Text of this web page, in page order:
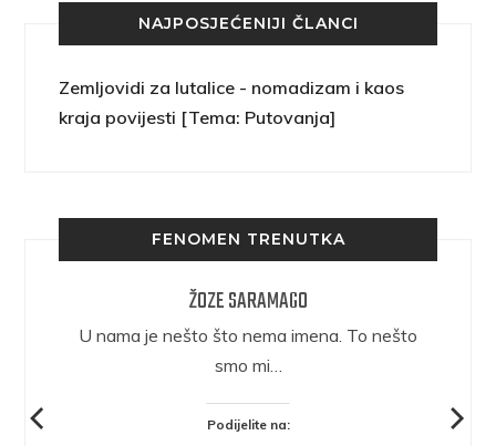
NAJPOSJEĆENIJI ČLANCI
Zemljovidi za lutalice - nomadizam i kaos
kraja povijesti [Tema: Putovanja]
FENOMEN TRENUTKA
ŽOZE SARAMAGO
U nama je nešto što nema imena. To nešto
smo mi…
Podijelite na: